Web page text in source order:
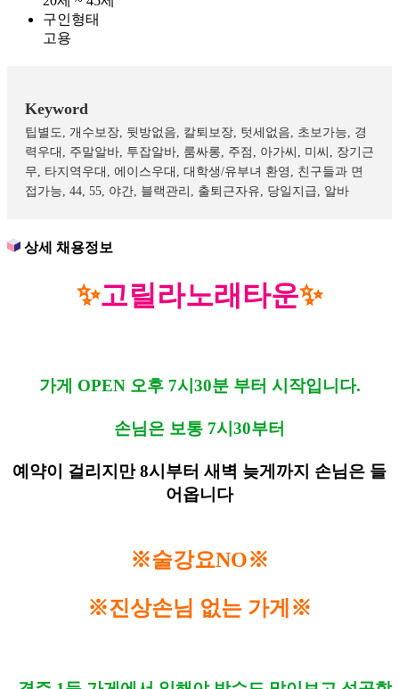
구인형태
고용
Keyword
팁별도, 개수보장, 뒷방없음, 칼퇴보장, 텃세없음, 초보가능, 경
력우대, 주말알바, 투잡알바, 룸싸롱, 주점, 아가씨, 미씨, 장기근
무, 타지역우대, 에이스우대, 대학생/유부녀 환영, 친구들과 면
접가능, 44, 55, 야간, 블랙관리, 출퇴근자유, 당일지급, 알바
상세 채용정보
✨고릴라노래타운✨
가게 OPEN 오후 7시30분 부터 시작입니다.
손님은 보통 7시30부터
예약이 걸리지만 8시부터 새벽 늦게까지 손님은 들
어옵니다
※술강요NO※
※진상손님 없는 가게※